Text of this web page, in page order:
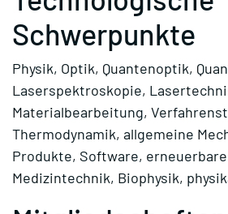
Schwerpunkte
Physik, Optik, Quantenoptik,
Laserspektroskopie,
Materialbearbeitung,
Thermodynamik, allgemeine
Produkte, Software,
Medizintechnik, Biophysik,